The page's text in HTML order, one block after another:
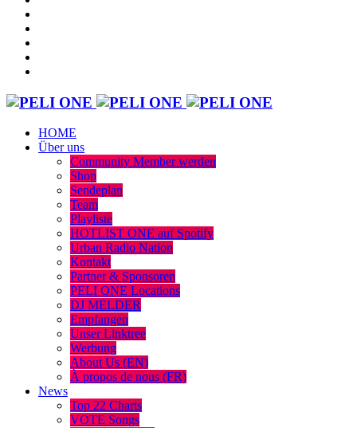
HOME
Über uns
Community Member werden
Shop
Sendeplan
Team
Playliste
HOTLIST ONE auf Spotify
Urban Radio Nation
Kontakt
Partner & Sponsoren
PELI ONE Locations
DJ MELDER
Empfangen
Unser Linktree
Werbung
About Us (EN)
À propos de nous (FR)
News
Top 22 Charts
VOTE Songs